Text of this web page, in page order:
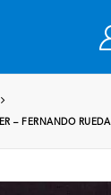
– FERNANDO RUEDA